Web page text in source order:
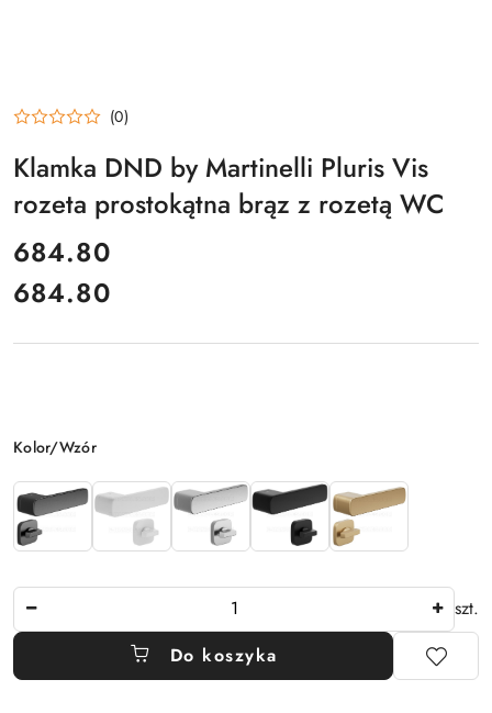
(0)
Klamka DND by Martinelli Pluris Vis
rozeta prostokątna brąz z rozetą WC
cena:
684.80
Cena:
684.80
Wariant
Kolor/Wzór
szt.
Do koszyka